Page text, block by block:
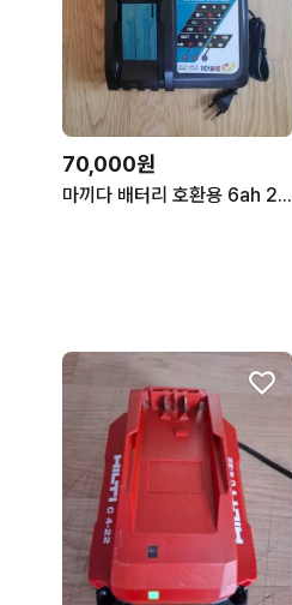
70,000원
마끼다 배터리 호환용 6ah 2개 & 충전기 세트 새상품